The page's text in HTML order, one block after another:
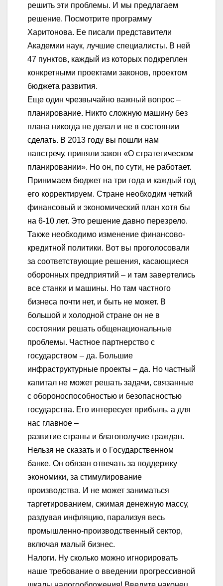
решить эти проблемы. И мы предлагаем
решение. Посмотрите программу
Харитонова. Ее писали представители
Академии наук, лучшие специалисты. В ней
47 пунктов, каждый из которых подкреплен
конкретными проектами законов, проектом
бюджета развития.
Еще один чрезвычайно важный вопрос –
планирование. Никто сложную машину без
плана никогда не делал и не в состоянии
сделать. В 2013 году вы пошли нам
навстречу, приняли закон «О стратегическом
планировании». Но он, по сути, не работает.
Принимаем бюджет на три года и каждый год
его корректируем. Стране необходим четкий
финансовый и экономический план хотя бы
на 6-10 лет. Это решение давно перезрело.
Также необходимо изменение финансово-
кредитной политики. Вот вы проголосовали
за соответствующие решения, касающиеся
оборонных предприятий – и там завертелись
все станки и машины. Но там частного
бизнеса почти нет, и быть не может. В
большой и холодной стране он не в
состоянии решать общенациональные
проблемы. Частное партнерство с
государством – да. Большие
инфраструктурные проекты – да. Но частный
капитал не может решать задачи, связанные
с обороноспособностью и безопасностью
государства. Его интересует прибыль, а для
нас главное –
развитие страны и благополучие граждан.
Нельзя не сказать и о Государственном
банке. Он обязан отвечать за поддержку
экономики, за стимулирование
производства. И не может заниматься
таргетированием, сжимая денежную массу,
раздувая инфляцию, парализуя весь
промышленно-производственный сектор,
включая малый бизнес.
Налоги. Ну сколько можно игнорировать
наше требование о введении прогрессивной